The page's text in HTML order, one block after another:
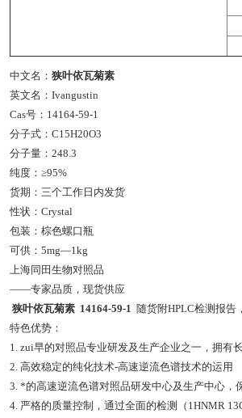
中文名： 狭叶依瓦菊素
英文名：Ivangustin
Cas号：14164-59-1
分子式：C15H20O3
分子量：248.3
纯度：≥95%
货期：三个工作日内发货
性状：Crystal
包装：棕色螺口瓶
可供：5mg—1kg
上海同田生物对照品
——专家品质，现货供应
狭叶依瓦菊素 14164-59-1 随货附HPLC检测报告
特色优势：
1. zui早的对照品专业研发及生产企业之一，拥有
2. 高效稳定的纯化技术-高速逆流色谱技术的运用
3. *的高速逆流色谱对照品研发中心及生产中心，
4. 严格的质量控制，通过全面的检测（1HNMR